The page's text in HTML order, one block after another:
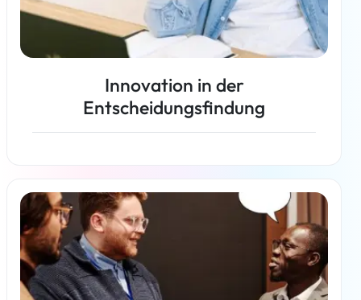
Innovation in der
Entscheidungsfindung
Weiterlesen